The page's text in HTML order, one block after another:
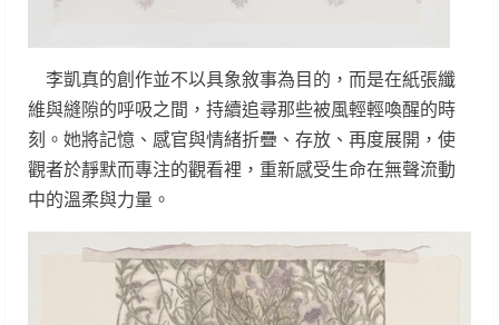
李凱真的創作並不以具象敘事為目的，而是在紙張纖
維與縫隙的呼吸之間，持續追尋那些被風輕輕喚醒的時
刻。她將記憶、感官與情緒折疊、存放、再度展開，使
觀者於靜默而專注的觀看裡，重新感受生命在無聲流動
中的溫柔與力量。